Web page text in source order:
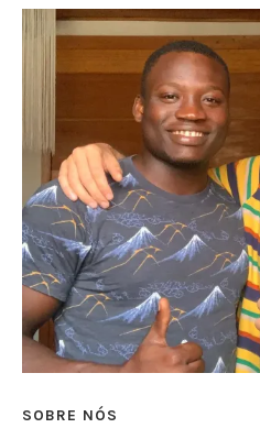
SOBRE NÓS